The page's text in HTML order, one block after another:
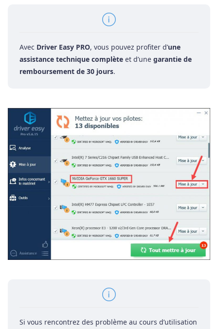
Avec Driver Easy PRO, vous pouvez profiter d’une
assistance technique complète et d’une garantie de
remboursement de 30 jours.
Si vous rencontrez des problème au cours d’utilisation